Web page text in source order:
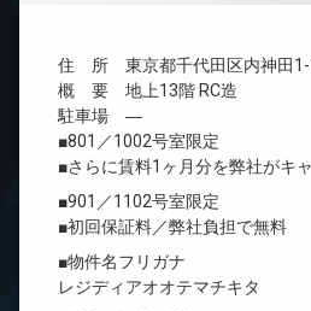
住 所 東京都千代田区内神田1-
概 要 地上13階 RC造
駐車場 ―
■801／1002号室限定
■さらに賃料1ヶ月分を弊社がキ
■901／1102号室限定
■初回保証料／弊社負担で無料
■物件名フリガナ
レジディアオオテマチキタ